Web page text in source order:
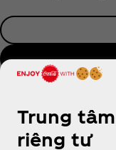
Trung
riêng tư